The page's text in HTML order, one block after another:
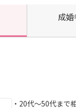
成婚
・20代〜50代まで